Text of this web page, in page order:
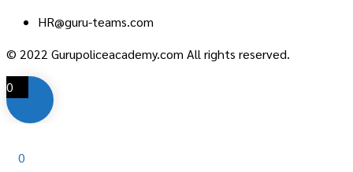
HR@guru-teams.com
© 2022 Gurupoliceacademy.com All rights reserved.
0
0